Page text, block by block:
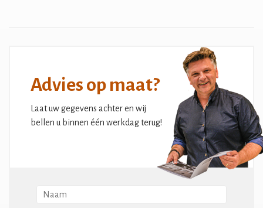
Advies op maat?
Laat uw gegevens achter en wij
bellen u binnen één werkdag terug!